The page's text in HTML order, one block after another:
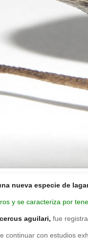
nueva especie de
y se caracteriza por
aguilari, fue
continuar con estudios